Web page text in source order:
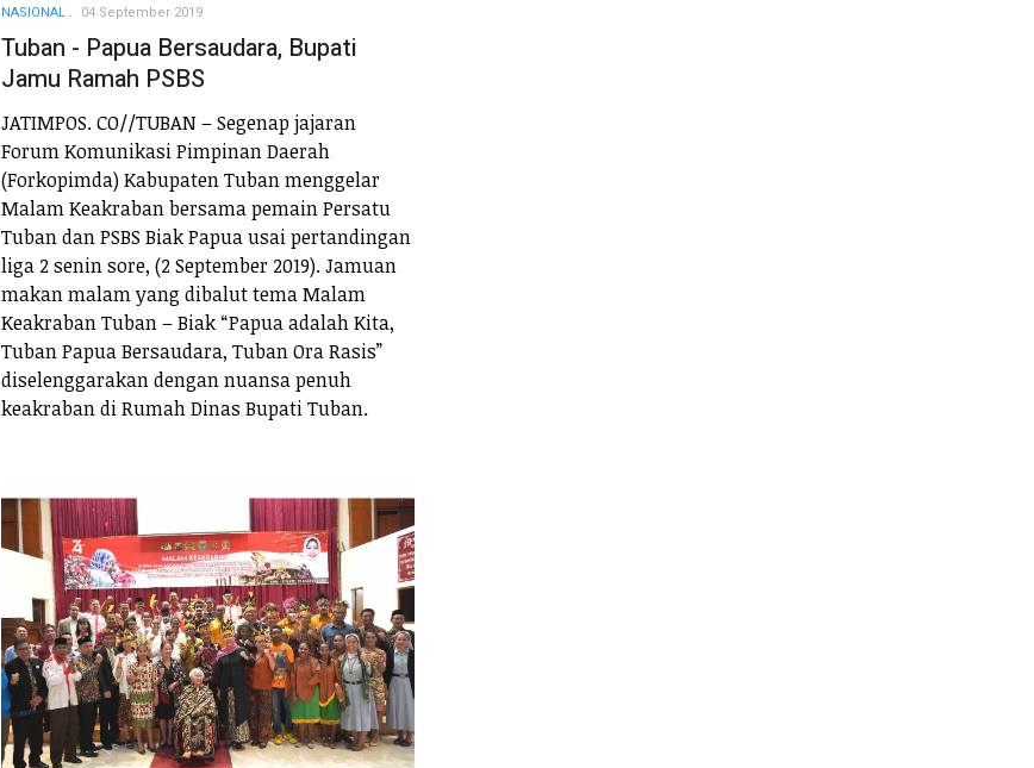
NASIONAL 04 September 2019
Tuban - Papua Bersaudara, Bupati
Jamu Ramah PSBS
JATIMPOS. CO//TUBAN – Segenap jajaran
Forum Komunikasi Pimpinan Daerah
(Forkopimda) Kabupaten Tuban menggelar
Malam Keakraban bersama pemain Persatu
Tuban dan PSBS Biak Papua usai pertandingan
liga 2 senin sore, (2 September 2019). Jamuan
makan malam yang dibalut tema Malam
Keakraban Tuban – Biak “Papua adalah Kita,
Tuban Papua Bersaudara, Tuban Ora Rasis”
diselenggarakan dengan nuansa penuh
keakraban di Rumah Dinas Bupati Tuban.